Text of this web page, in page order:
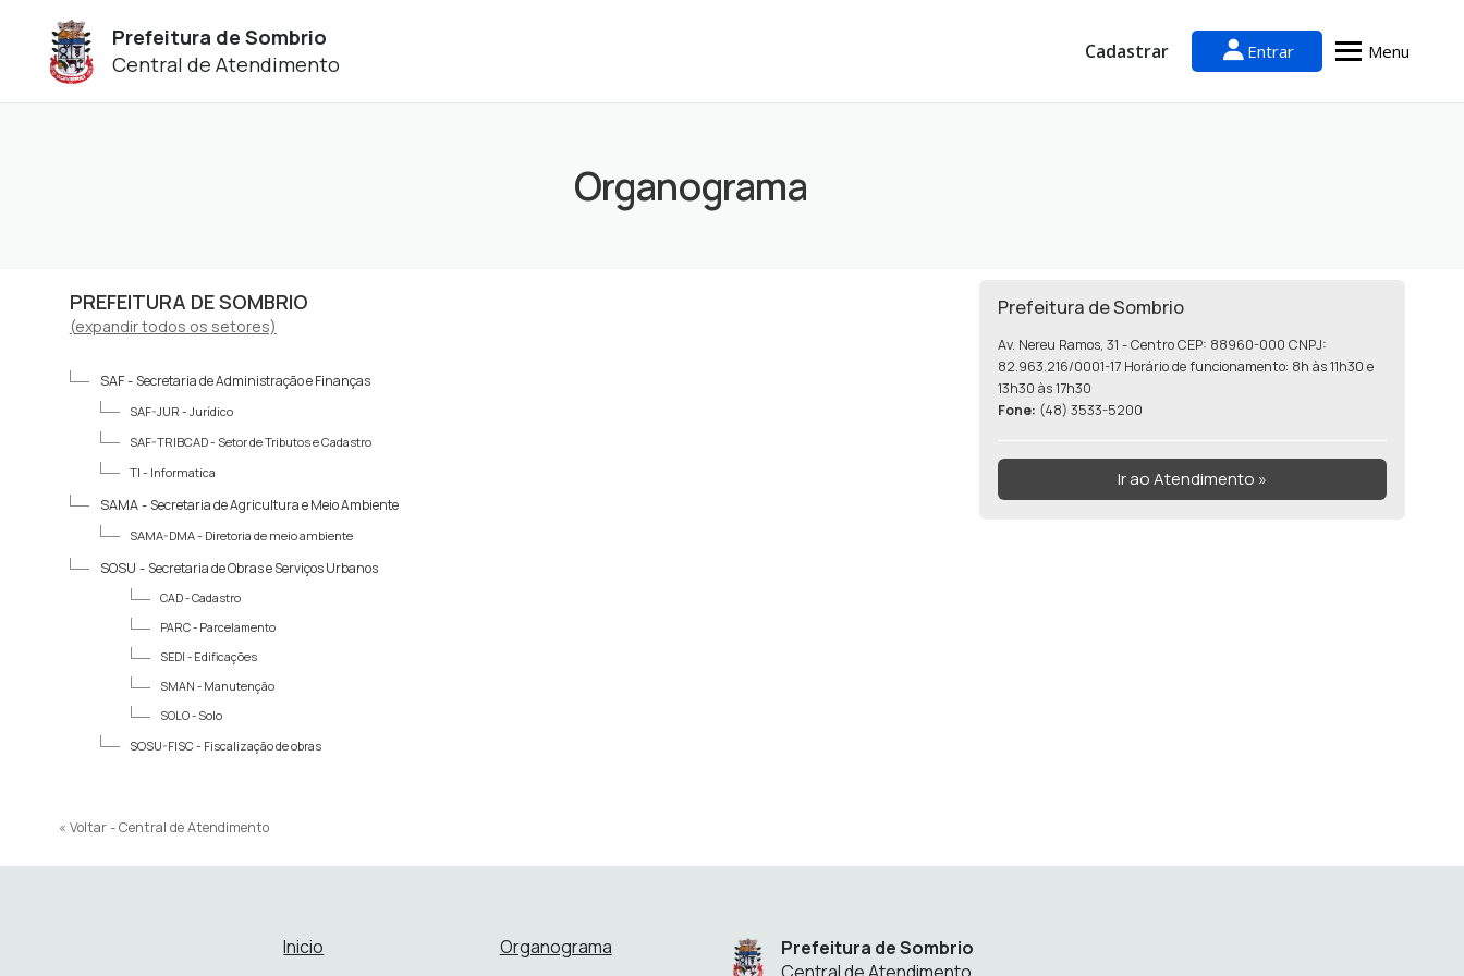
Prefeitura de Sombrio
Central de Atendimento
Cadastrar Entrar Menu
Organograma
PREFEITURA DE SOMBRIO
(expandirtodos os setores)
SAF -Secretaria de Administração e Finanças
SAF-JUR - Jurídico
SAF-TRIBCAD - Setor de Tributos e Cadastro
TI - Informatica
SAMA -Secretaria de Agricultura e Meio Ambiente
SAMA-DMA - Diretoria de meio ambiente
SOSU -Secretaria de Obras e Serviços Urbanos
CAD -Cadastro
PARC - Parcelamento
SEDI - Edificações
SMAN - Manutenção
SOLO - Solo
SOSU-FISC - Fiscalização de obras
« Voltar - Central de Atendimento
Prefeitura de Sombrio
Av. Nereu Ramos, 31 - Centro CEP: 88960-000 CNPJ:
82.963.216/0001-17 Horário de funcionamento: 8h às 11h30 e
13h30 às 17h30
Fone: (48) 3533-5200
Ir ao Atendimento »
Inicio
Organograma
Prefeitura de Sombrio